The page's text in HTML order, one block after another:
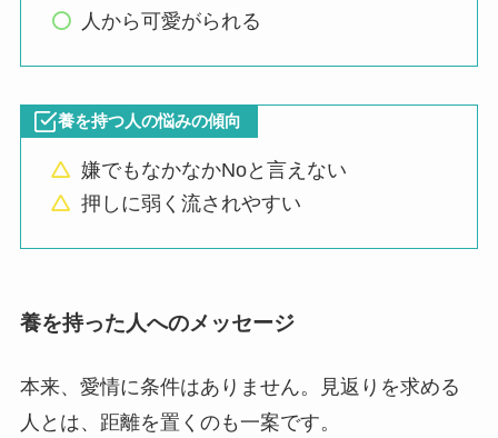
人から可愛がられる
養を持つ人の悩みの傾向
嫌でもなかなかNoと言えない
押しに弱く流されやすい
養を持った人へのメッセージ
本来、愛情に条件はありません。見返りを求める
人とは、距離を置くのも一案です。